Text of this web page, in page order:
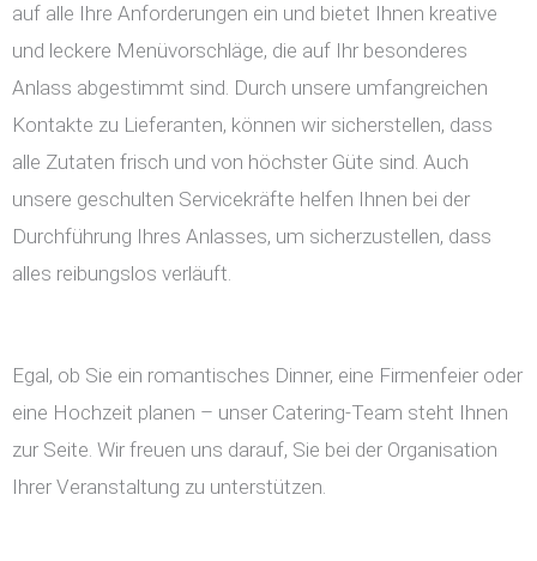
auf alle Ihre Anforderungen ein und bietet Ihnen kreative
und leckere Menüvorschläge, die auf Ihr besonderes
Anlass abgestimmt sind. Durch unsere umfangreichen
Kontakte zu Lieferanten, können wir sicherstellen, dass
alle Zutaten frisch und von höchster Güte sind. Auch
unsere geschulten Servicekräfte helfen Ihnen bei der
Durchführung Ihres Anlasses, um sicherzustellen, dass
alles reibungslos verläuft.
Egal, ob Sie ein romantisches Dinner, eine Firmenfeier oder
eine Hochzeit planen – unser Catering-Team steht Ihnen
zur Seite. Wir freuen uns darauf, Sie bei der Organisation
Ihrer Veranstaltung zu unterstützen.